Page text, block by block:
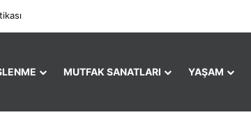
MUTFAK SANATLARI YAŞAM